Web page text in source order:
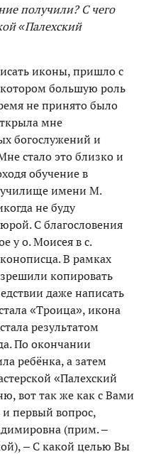
получили? С чего
«Палехский
иконы, пришло с
большую роль
не принято было
мне
богослужений и
стало это близко и
обучение в
училище имени М.
не буду
С благословения
у о. Моисея в с.
В рамках
копировать
даже написать
«Троица», икона
результатом
По окончании
ребёнка, а затем
«Палехский
вот так же как с Вами
и первый вопрос,
(прим. –
– С какой целью Вы